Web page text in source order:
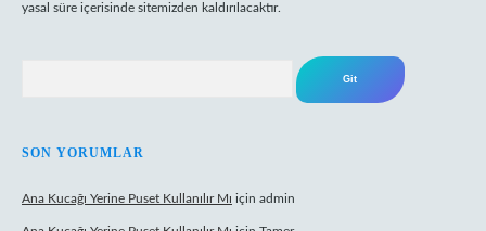
yasal süre içerisinde sitemizden kaldırılacaktır.
SON YORUMLAR
Ana Kucağı Yerine Puset Kullanılır Mı için admin